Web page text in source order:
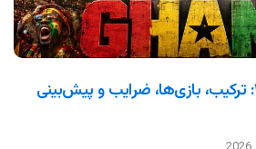
غنا در جام جهانی ۲۰۲۶: ترکیب، بازی‌ها، ضرایب و پیش‌بینی